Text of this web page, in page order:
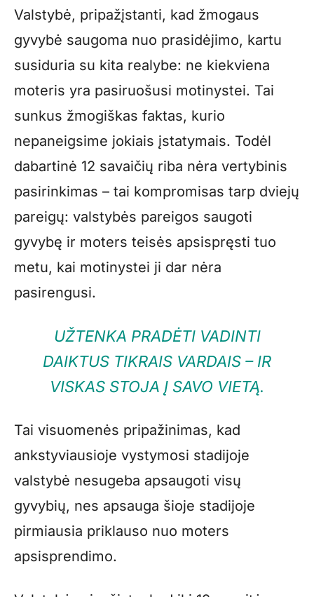
Valstybė, pripažįstanti, kad žmogaus
gyvybė saugoma nuo prasidėjimo, kartu
susiduria su kita realybe: ne kiekviena
moteris yra pasiruošusi motinystei. Tai
sunkus žmogiškas faktas, kurio
nepaneigsime jokiais įstatymais. Todėl
dabartinė 12 savaičių riba nėra vertybinis
pasirinkimas – tai kompromisas tarp dviejų
pareigų: valstybės pareigos saugoti
gyvybę ir moters teisės apsispręsti tuo
metu, kai motinystei ji dar nėra
pasirengusi.
UŽTENKA PRADĖTI VADINTI
DAIKTUS TIKRAIS VARDAIS – IR
VISKAS STOJA Į SAVO VIETĄ.
Tai visuomenės pripažinimas, kad
ankstyviausioje vystymosi stadijoje
valstybė nesugeba apsaugoti visų
gyvybių, nes apsauga šioje stadijoje
pirmiausia priklauso nuo moters
apsisprendimo.